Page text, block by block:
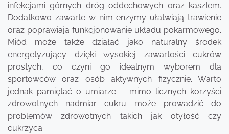
infekcjami górnych dróg oddechowych oraz kaszlem.
Dodatkowo zawarte w nim enzymy ułatwiają trawienie
oraz poprawiają funkcjonowanie układu pokarmowego.
Miód może także działać jako naturalny środek
energetyzujący dzięki wysokiej zawartości cukrów
prostych, co czyni go idealnym wyborem dla
sportowców oraz osób aktywnych fizycznie. Warto
jednak pamiętać o umiarze – mimo licznych korzyści
zdrowotnych nadmiar cukru może prowadzić do
problemów zdrowotnych takich jak otyłość czy
cukrzyca.